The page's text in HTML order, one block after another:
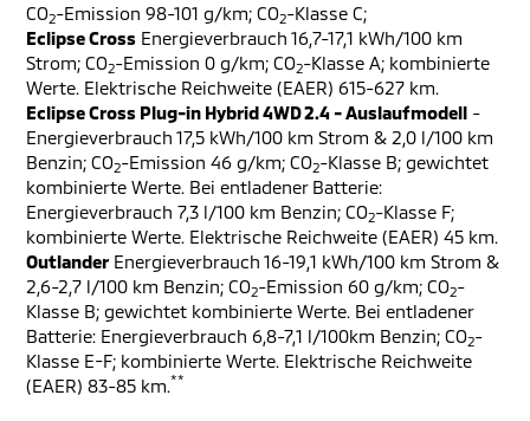
CO2-Emission 98-101 g/km; CO2-Klasse C;
Eclipse Cross Energieverbrauch 16,7-17,1 kWh/100 km
Strom; CO2-Emission 0 g/km; CO2-Klasse A; kombinierte
Werte. Elektrische Reichweite (EAER) 615-627 km.
Eclipse Cross Plug-in Hybrid 4WD 2.4 - Auslaufmodell -
Energieverbrauch 17,5 kWh/100 km Strom & 2,0 l/100 km
Benzin; CO2-Emission 46 g/km; CO2-Klasse B; gewichtet
kombinierte Werte. Bei entladener Batterie:
Energieverbrauch 7,3 l/100 km Benzin; CO2-Klasse F;
kombinierte Werte. Elektrische Reichweite (EAER) 45 km.
Outlander Energieverbrauch 16-19,1 kWh/100 km Strom &
2,6-2,7 l/100 km Benzin; CO2-Emission 60 g/km; CO2-
Klasse B; gewichtet kombinierte Werte. Bei entladener
Batterie: Energieverbrauch 6,8-7,1 l/100km Benzin; CO2-
Klasse E-F; kombinierte Werte. Elektrische Reichweite
(EAER) 83-85 km.**